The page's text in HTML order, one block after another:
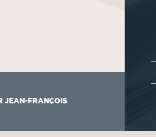
JEAN-FRANÇOIS